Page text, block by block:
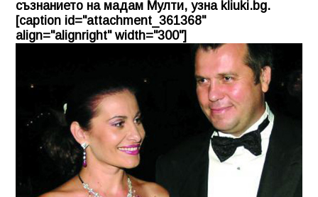
съзнанието на мадам Мулти, узна kliuki.bg.
[caption id="attachment_361368"
align="alignright" width="300"]